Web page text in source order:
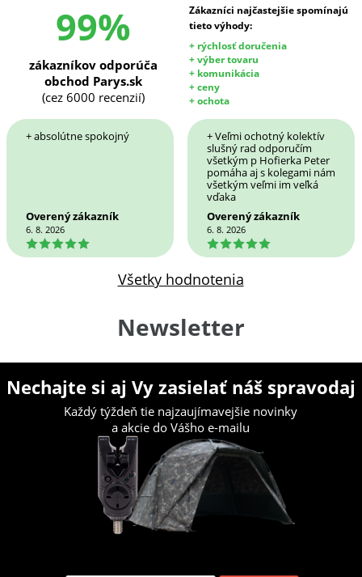
99%
Zákazníci najčastejšie spomínajú
tieto výhody:
+ rýchlosť doručenia
+ výber tovaru
+ komunikácia
+ ceny
+ ochota
zákazníkov odporúča
obchod Parys.sk
(cez 6000 recenzií)
+ absolútne spokojný
Overený zákazník
6. 8. 2026
5
+ Veľmi ochotný kolektív
slušný rad odporučím
všetkým p Hofierka Peter
pomáha aj s kolegami nám
všetkým veľmi im veľká
vďaka
Overený zákazník
6. 8. 2026
5
Všetky hodnotenia
Newsletter
Nechajte si aj Vy zasielať náš spravodaj
Každý týždeň tie najzaujímavejšie novinky
a akcie do Vášho e-mailu